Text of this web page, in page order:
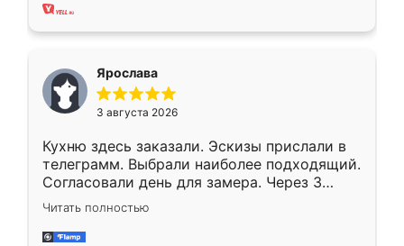
Ярослава
3 августа 2026
Кухню здесь заказали. Эскизы прислали в
телеграмм. Выбрали наиболее подходящий.
Согласовали день для замера. Через 3
недели кухня была уже готова. Остались
довольны работой. Спасибо Ренессанс
мебель за качественную работу!
Читать полностью